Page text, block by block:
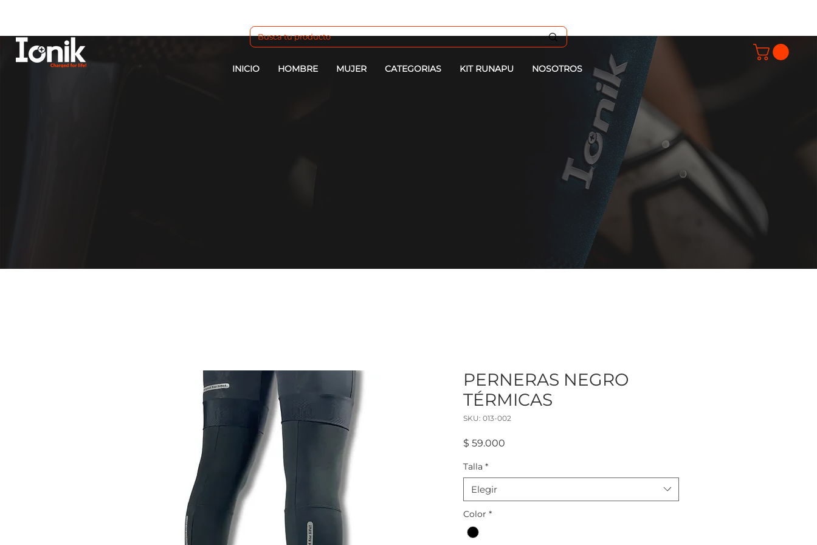
INICIO HOMBRE MUJER CATEGORIAS KIT RUNAPU NOSOTROS
PERNERAS NEGRO
TÉRMICAS
SKU: 013-002
$ 59.000
Talla *
Elegir
Color *